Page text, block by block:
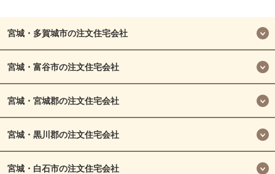
宮城・多賀城市の注文住宅会社
宮城・富谷市の注文住宅会社
宮城・宮城郡の注文住宅会社
宮城・黒川郡の注文住宅会社
宮城・白石市の注文住宅会社